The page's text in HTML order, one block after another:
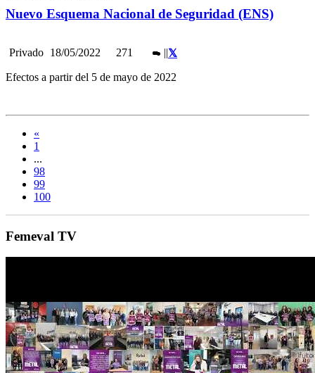
Nuevo Esquema Nacional de Seguridad (ENS)
Privado 18/05/2022 271 ||
Efectos a partir del 5 de mayo de 2022
«
1
...
98
99
100
Femeval TV